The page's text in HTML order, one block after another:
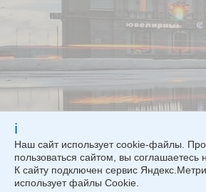
ℹ
Наш сайт использует cookie-файлы.
пользоваться сайтом, вы соглашаетесь
К сайту подключен сервис
использует файлы Cookie.
2017-2026 (с) Все права
Адрес: 663302, Красноярский край, г.
+7 (3919) 22-48-42 Факс: +7 (3919) 22-48-43 e-